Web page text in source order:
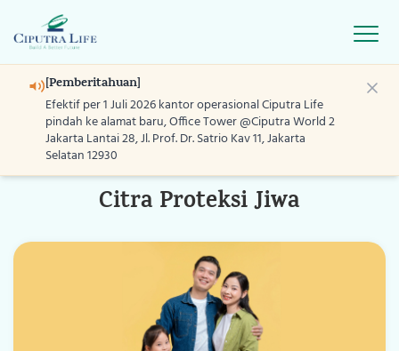
[Pemberitahuan]
Efektif per 1 Juli 2026 kantor operasional Ciputra Life
pindah ke alamat baru, Office Tower @Ciputra World 2
Jakarta Lantai 28, Jl. Prof. Dr. Satrio Kav 11, Jakarta
Selatan 12930
Home
Layanan
Program
Asuransi Pendidikan
ASURANSI INDIVIDU
Citra Proteksi Jiwa